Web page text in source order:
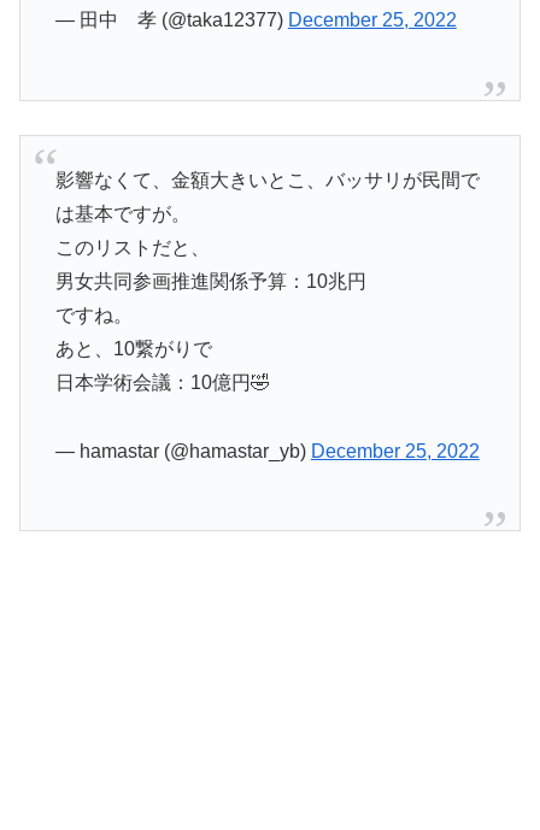
— 田中 孝 (@taka12377) December 25, 2022
影響なくて、金額大きいとこ、バッサリが民間で
は基本ですが。
このリストだと、
男女共同参画推進関係予算：10兆円
ですね。
あと、10繋がりで
日本学術会議：10億円🤣
— hamastar (@hamastar_yb) December 25, 2022